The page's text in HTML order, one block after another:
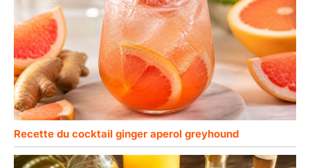
Recette du cocktail ginger aperol greyhound